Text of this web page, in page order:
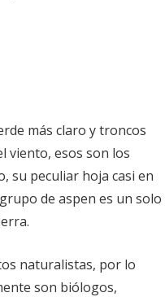
más claro y troncos
viento, esos son los
su peculiar hoja casi en
de aspen es un solo
naturalistas, por lo
son biólogos,